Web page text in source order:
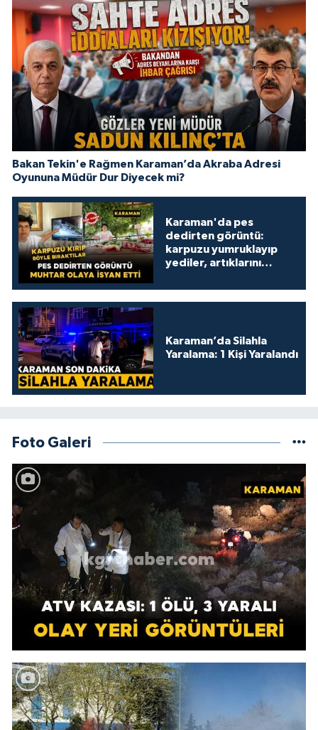
Bakan Tekin'e Rağmen Karaman’da Akraba Adresi
Oyununa Müdür Dur Diyecek mi?
Karaman'da pes
dedirten görüntü:
karpuzu yumruklayıp
yediler, artıklarını
Karaman’da Silahla
Yaralama: 1 Kişi Yaralandı
Foto Galeri